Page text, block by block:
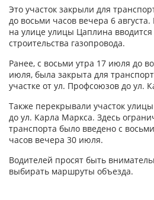
Это участок закрыли для
до восьми часов вечера 6
на улице улицы Цаплина
строительства газопровода.
Ранее, с восьми утра 17 июля до
июля, была закрыта для
участке от ул. Профсоюзов до ул.
Также перекрывали участок
до ул. Карла Маркса. Здесь
транспорта было введено с
часов вечера 30 июля.
Водителей просят быть
выбирать маршруты объезда.